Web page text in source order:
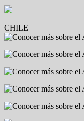
CHILE